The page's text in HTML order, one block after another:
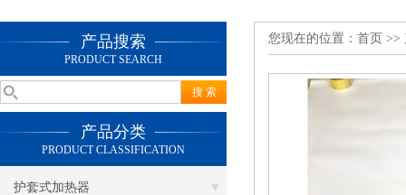
产品搜索
PRODUCT SEARCH
产品分类
PRODUCT CLASSIFICATION
护套式加热器
您现在的位置： 首页 >>